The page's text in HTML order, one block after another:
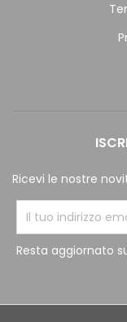
Ricevi le nostre
Resta aggiornato